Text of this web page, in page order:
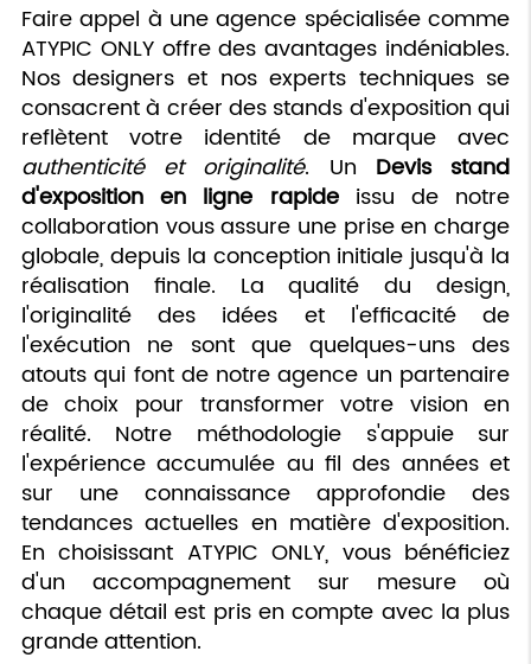
Faire appel à une agence spécialisée comme
ATYPIC ONLY offre des avantages indéniables.
Nos designers et nos experts techniques se
consacrent à créer des stands d'exposition qui
reflètent votre identité de marque avec
authenticité et originalité. Un Devis stand
d'exposition en ligne rapideissu de notre
collaboration vous assure une prise en charge
globale, depuis la conception initiale jusqu'à la
réalisation finale. La qualité du design,
l'originalité des idées et l'efficacité de
l'exécution ne sont que quelques-uns des
atouts qui font de notre agence un partenaire
de choix pour transformer votre vision en
réalité. Notre méthodologie s'appuie sur
l'expérience accumulée au fil des années et
sur une connaissance approfondie des
tendances actuelles en matière d'exposition.
En choisissant ATYPIC ONLY, vous bénéficiez
d'un accompagnement sur mesure où
chaque détail est pris en compte avec la plus
grande attention.